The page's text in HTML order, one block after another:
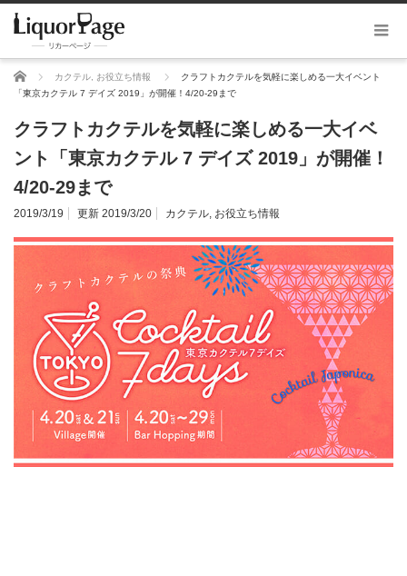
ホーム カクテル お役立ち情報
クラフトカクテルを気軽に楽しめる一大イベント
「東京カクテル 7 デイズ 2019」が開催！4/20-29まで
クラフトカクテルを気軽に楽しめる一大イベ
ント「東京カクテル 7 デイズ 2019」が開催！
4/20-29まで
2019/3/19 更新 2019/3/20 カクテル, お役立ち情報